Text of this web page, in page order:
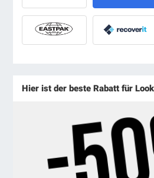
Hier ist der beste Rabatt für